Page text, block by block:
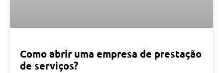
Como abrir uma empresa de prestação
de serviços?